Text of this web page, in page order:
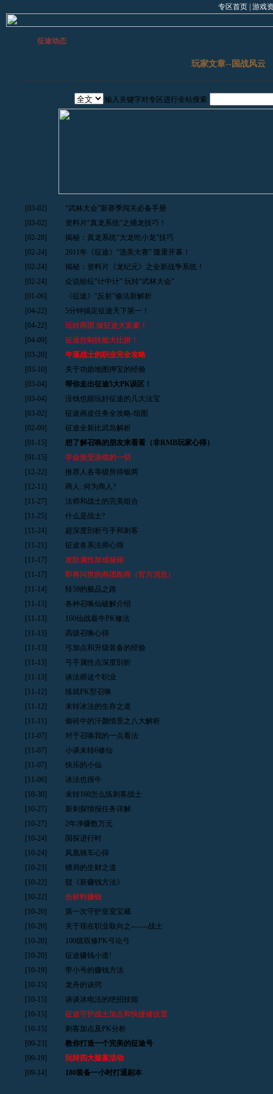
专区首页 游戏
征途动态
玩家文章--国战风云
输入关键字对专区进行全站搜索
[03-02]
“武林大会”新赛季闯关必备手册
[03-02]
资料片“真龙系统”之捕龙技巧！
[02-28]
揭秘：真龙系统“大龙吃小龙”技巧
[02-24]
2011年《征途》“选美大赛” 隆重开幕！
[02-24]
揭秘：资料片《龙纪元》之全新战争系统！
[02-24]
众说纷纭“计中计” 玩转“武林大会”
[01-06]
《征途》“反射”修法新解析
[04-22]
5分钟搞定征途天下第一！
[04-22]
玩转商团 做征途大富豪！
[04-09]
征途控制技能大比拼！
[03-20]
牛逼战士的职业完全攻略
[03-10]
关于功勋地图押宝的经验
[03-04]
帮你走出征途5大PK误区！
[03-04]
没钱也能玩好征途的几大法宝
[03-02]
征途画皮任务全攻略-组图
[02-09]
征途全新比武岛解析
[01-15]
想了解召唤的朋友来看看（非RMB玩家心得）
[01-15]
学会接受游戏的一切
[12-22]
推荐人各等级所得银两
[12-11]
商人..何为商人?
[11-27]
法师和战士的完美组合
[11-25]
什么是战士?
[11-24]
超深度剖析弓手和刺客
[11-21]
征途各系法师心得
[11-17]
攻防属性加成秘籍
[11-17]
即将问世的商团跑商（官方消息）
[11-14]
转59的极品之路
[11-13]
各种召唤仙破解介绍
[11-13]
160仙战最牛PK修法
[11-13]
高级召唤心得
[11-13]
弓加点和升级装备的经验
[11-13]
弓手属性点深度剖析
[11-13]
谈法师这个职业
[11-12]
练就PK型召唤
[11-12]
未转冰法的生存之道
[11-11]
偷砖中的汗颜情景之八大解析
[11-07]
对于召唤我的一点看法
[11-07]
小谈未转6修仙
[11-07]
快乐的小仙
[11-06]
冰法也很牛
[10-30]
未转160怎么练刺客战士
[10-27]
新刺探情报任务详解
[10-27]
2年净赚数万元
[10-24]
国探进行时
[10-24]
凤凰骑车心得
[10-23]
镖局的生财之道
[10-22]
驳《新赚钱方法》
[10-22]
合材料赚钱
[10-20]
第一次守护皇室宝藏
[10-20]
关于现在职业取向之-------战士
[10-20]
100级双修PK弓论弓
[10-20]
征途赚钱小道!
[10-19]
带小号的赚钱方法
[10-15]
龙舟的诀窍
[10-15]
谈谈冰电法的绝招技能
[10-15]
征途守护战士加点和快捷键设置
[10-15]
刺客加点及PK分析
[09-23]
教你打造一个完美的征途号
[09-19]
玩转四大疑案活动
[09-14]
180装备一小时打通副本